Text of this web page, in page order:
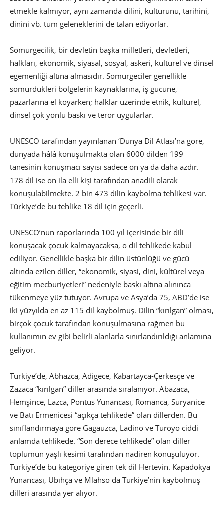
etmekle kalmıyor, aynı zamanda dilini, kültürünü, tarihini,
dinini vb. tüm geleneklerini de talan ediyorlar.
Sömürgecilik, bir devletin başka milletleri, devletleri,
halkları, ekonomik, siyasal, sosyal, askeri, kültürel ve dinsel
egemenliği altına almasıdır. Sömürgeciler genellikle
sömürdükleri bölgelerin kaynaklarına, iş gücüne,
pazarlarına el koyarken; halklar üzerinde etnik, kültürel,
dinsel çok yönlü baskı ve terör uygularlar.
UNESCO tarafından yayınlanan ‘Dünya Dil Atlası’na göre,
dünyada hâlâ konuşulmakta olan 6000 dilden 199
tanesinin konuşmacı sayısı sadece on ya da daha azdır.
178 dil ise on ila elli kişi tarafından anadili olarak
konuşulabilmekte. 2 bin 473 dilin kaybolma tehlikesi var.
Türkiye’de bu tehlike 18 dil için geçerli.
UNESCO’nun raporlarında 100 yıl içerisinde bir dili
konuşacak çocuk kalmayacaksa, o dil tehlikede kabul
ediliyor. Genellikle başka bir dilin üstünlüğü ve gücü
altında ezilen diller, “ekonomik, siyasi, dini, kültürel veya
eğitim mecburiyetleri” nedeniyle baskı altına alınınca
tükenmeye yüz tutuyor. Avrupa ve Asya’da 75, ABD’de ise
iki yüzyılda en az 115 dil kaybolmuş. Dilin “kırılgan” olması,
birçok çocuk tarafından konuşulmasına rağmen bu
kullanımın ev gibi belirli alanlarla sınırlandırıldığı anlamına
geliyor.
Türkiye’de, Abhazca, Adigece, Kabartayca-Çerkesçe ve
Zazaca “kırılgan” diller arasında sıralanıyor. Abazaca,
Hemşince, Lazca, Pontus Yunancası, Romanca, Süryanice
ve Batı Ermenicesi “açıkça tehlikede” olan dillerden. Bu
sınıflandırmaya göre Gagauzca, Ladino ve Turoyo ciddi
anlamda tehlikede. “Son derece tehlikede” olan diller
toplumun yaşlı kesimi tarafından nadiren konuşuluyor.
Türkiye’de bu kategoriye giren tek dil Hertevin. Kapadokya
Yunancası, Ubıhça ve Mlahso da Türkiye’nin kaybolmuş
dilleri arasında yer alıyor.